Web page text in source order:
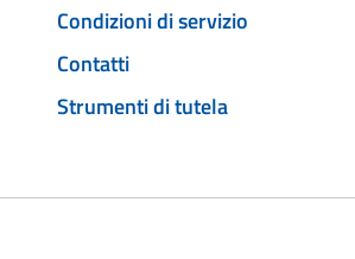
Condizioni di servizio
Contatti
Strumenti di tutela